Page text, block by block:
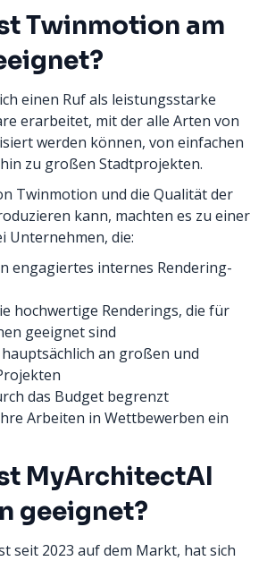
Twinmotion am
einen Ruf als leistungsstarke
erarbeitet, mit der alle Arten von
werden können, von einfachen
zu großen Stadtprojekten.
Twinmotion und die Qualität der
kann, machten es zu einer
Unternehmen, die:
engagiertes internes Rendering-
hochwertige Renderings, die für
geeignet sind
an großen und
das Budget begrenzt
Arbeiten in Wettbewerben ein
MyArchitectAI
geeignet?
seit 2023 auf dem Markt, hat sich